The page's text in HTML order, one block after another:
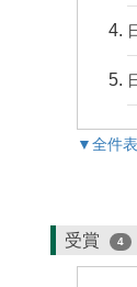
▼全件
受賞 4